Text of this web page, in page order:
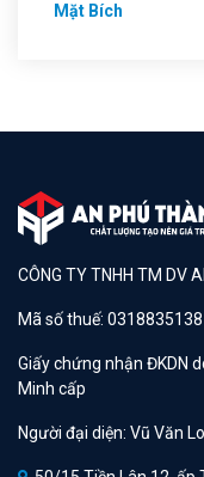
Mặt Bích
CÔNG TY TNHH TM DV
Mã số thuế: 0318835138
Giấy chứng nhận ĐKDN
Minh cấp
Người đại diện: Vũ Văn